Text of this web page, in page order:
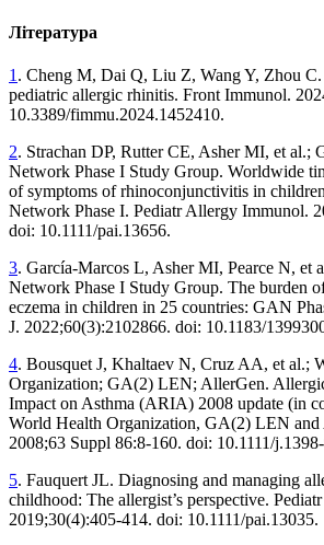
Література
1 . Cheng M, Dai Q, Liu Z, Wang Y, Zhou
pediatric allergic rhinitis. Front Immunol.
10.3389/fimmu.2024.1452410.
2. Strachan DP, Rutter CE, Asher MI, et al.;
Network Phase I Study Group. Worldwide
of symptoms of rhinoconjunctivitis in
Network Phase I. Pediatr Allergy Immunol.
doi: 10.1111/pai.13656.
3. García-Marcos L, Asher MI, Pearce N, et
Network Phase I Study Group. The burden
eczema in children in 25 countries: GAN
J. 2022;60(3):2102866. doi: 10.1183/
4. Bousquet J, Khaltaev N, Cruz AA, et al.;
Organization; GA(2) LEN; AllerGen.
Impact on Asthma (ARIA) 2008 update (in
World Health Organization, GA(2) LEN
2008;63 Suppl 86:8-160. doi: 10.1111/
5. Fauquert JL. Diagnosing and managing
childhood: The allergist’s perspective.
2019;30(4):405-414. doi: 10.1111/pai.13035.